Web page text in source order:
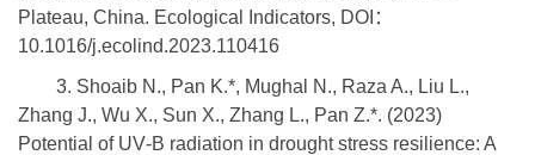
Plateau, China. Ecological Indicators, DOI：
10.1016/j.ecolind.2023.110416
3. Shoaib N., Pan K.*, Mughal N., Raza A., Liu L.,
Zhang J., Wu X., Sun X., Zhang L., Pan Z.*. (2023)
Potential of UV‐B radiation in drought stress resilience: A